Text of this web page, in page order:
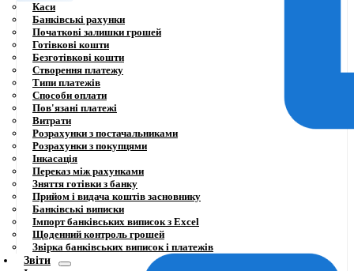
Каси
Банківські рахунки
Початкові залишки грошей
Готівкові кошти
Безготівкові кошти
Створення платежу
Типи платежів
Способи оплати
Пов'язані платежі
Витрати
Розрахунки з постачальниками
Розрахунки з покупцями
Інкасація
Переказ між рахунками
Зняття готівки з банку
Прийом і видача коштів засновнику
Банківські виписки
Імпорт банківських виписок з Excel
Щоденний контроль грошей
Звірка банківських виписок і платежів
Звіти